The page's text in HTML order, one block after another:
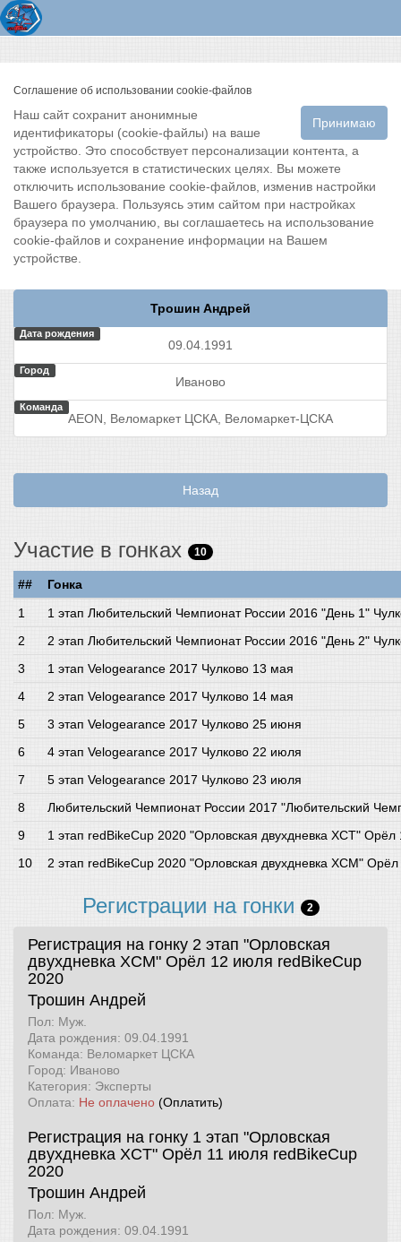
Соглашение об использовании cookie-файлов
Принимаю
Наш сайт сохранит анонимные
идентификаторы (cookie-файлы) на ваше
устройство. Это способствует персонализации контента, а
также используется в статистических целях. Вы можете
отключить использование cookie-файлов, изменив настройки
Вашего браузера. Пользуясь этим сайтом при настройках
браузера по умолчанию, вы соглашаетесь на использование
cookie-файлов и сохранение информации на Вашем
устройстве.
Трошин Андрей
Дата рождения
09.04.1991
Город
Иваново
Команда
AEON, Веломаркет ЦСКА, Веломаркет-ЦСКА
Назад
Участие в гонках 10
##
Гонка
1 этап Любительский Чемпионат России 2016 "День 1"
2 этап Любительский Чемпионат России 2016 "День 2"
1 этап Velogearance 2017 Чулково 13 мая
2 этап Velogearance 2017 Чулково 14 мая
3 этап Velogearance 2017 Чулково 25 июня
4 этап Velogearance 2017 Чулково 22 июля
5 этап Velogearance 2017 Чулково 23 июля
Любительский Чемпионат России 2017 "Любительский
1 этап redBikeCup 2020 "Орловская двухдневка XCT"
2 этап redBikeCup 2020 "Орловская двухдневка XCM"
Регистрации на гонки 2
Регистрация на гонку 2 этап "Орловская
двухдневка XCM" Орёл 12 июля redBikeCup
2020
Трошин Андрей
Пол: Муж.
Дата рождения: 09.04.1991
Команда: Веломаркет ЦСКА
Город: Иваново
Категория: Эксперты
Оплата: Не оплачено (Оплатить)
Регистрация на гонку 1 этап "Орловская
двухдневка XCT" Орёл 11 июля redBikeCup
2020
Трошин Андрей
Пол: Муж.
Дата рождения: 09.04.1991